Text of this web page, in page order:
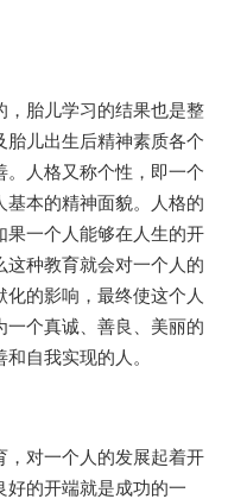
胎儿学习的结果也是整
胎儿出生后精神素质各个
。人格又称个性，即一个
基本的精神面貌。人格的
果一个人能够在人生的开
这种教育就会对一个人的
的影响，最终使这个人
一个真诚、善良、美丽的
自我实现的人。
对一个人的发展起着开
好的开端就是成功的一